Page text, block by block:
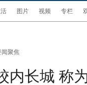
图片 视频 专栏
闻聚焦
内长城 称